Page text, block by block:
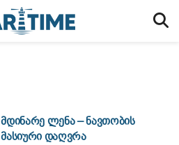
მდინარე ლენა – ნავთობის
მასიური დაღვრა